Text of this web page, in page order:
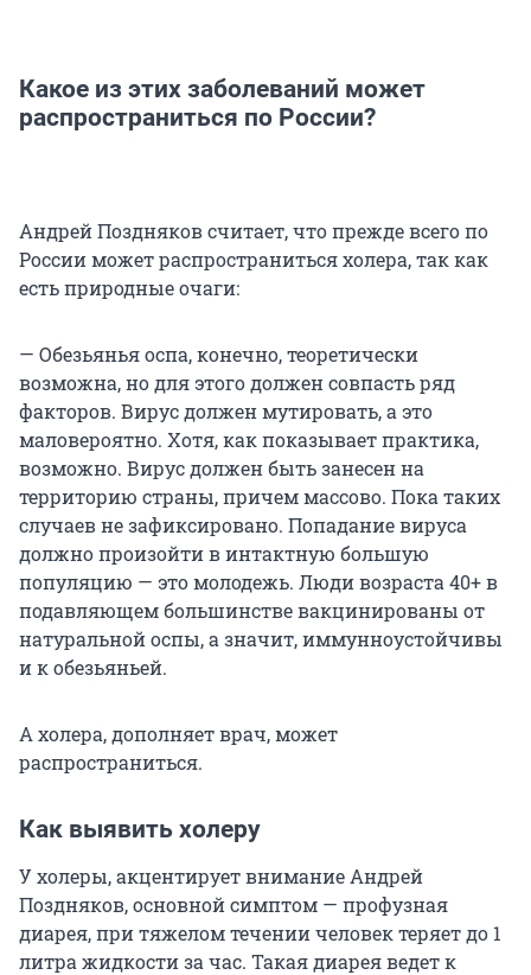
Какое из этих заболеваний может
распространиться по России?
Андрей Поздняков считает, что прежде всего по
России может распространиться холера, так как
есть природные очаги:
— Обезьянья оспа, конечно, теоретически
возможна, но для этого должен совпасть ряд
факторов. Вирус должен мутировать, а это
маловероятно. Хотя, как показывает практика,
возможно. Вирус должен быть занесен на
территорию страны, причем массово. Пока таких
случаев не зафиксировано. Попадание вируса
должно произойти в интактную большую
популяцию — это молодежь. Люди возраста 40+ в
подавляющем большинстве вакцинированы от
натуральной оспы, а значит, иммунноустойчивы
и к обезьяньей.
А холера, дополняет врач, может
распространиться.
Как выявить холеру
У холеры, акцентирует внимание Андрей
Поздняков, основной симптом — профузная
диарея, при тяжелом течении человек теряет до 1
литра жидкости за час. Такая диарея ведет к